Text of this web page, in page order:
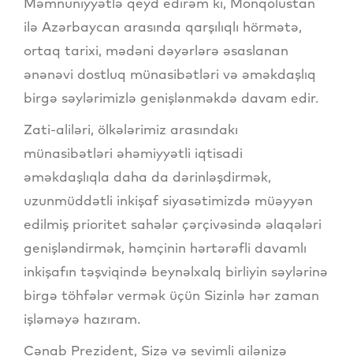
ilə Azərbaycan arasında qarşılıqlı hörmətə,
ortaq tarixi, mədəni dəyərlərə əsaslanan
ənənəvi dostluq münasibətləri və əməkdaşlıq
birgə səylərimizlə genişlənməkdə davam edir.
Zati-aliləri, ölkələrimiz arasındakı
münasibətləri əhəmiyyətli iqtisadi
əməkdaşlıqla daha da dərinləşdirmək,
uzunmüddətli inkişaf siyasətimizdə müəyyən
edilmiş prioritet sahələr çərçivəsində əlaqələri
genişləndirmək, həmçinin hərtərəfli davamlı
inkişafın təşviqində beynəlxalq birliyin səylərinə
birgə töhfələr vermək üçün Sizinlə hər zaman
işləməyə hazıram.
Cənab Prezident, Sizə və sevimli ailənizə